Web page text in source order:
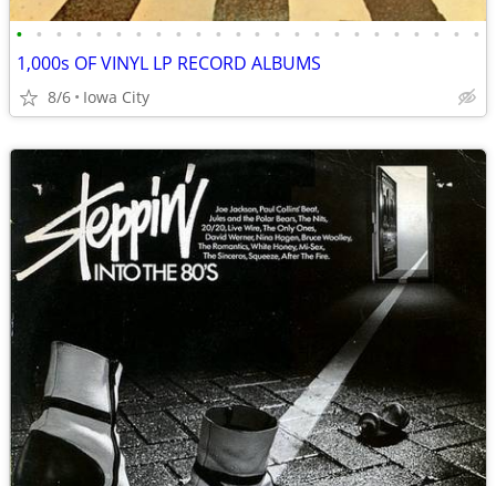
• • • • • • • • • • • • • • • • • • • • • • • •
1,000s OF VINYL LP RECORD ALBUMS
8/6 Iowa City